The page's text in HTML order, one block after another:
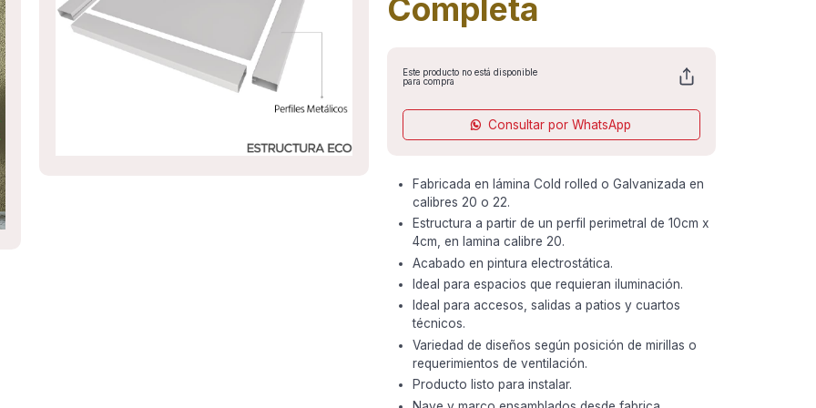
Completa
Este producto no está disponible
para compra
Consultar por WhatsApp
Fabricada en lámina Cold rolled o Galvanizada en
calibres 20 o 22.
Estructura a partir de un perfil perimetral de 10cm x
4cm, en lamina calibre 20.
Acabado en pintura electrostática.
Ideal para espacios que requieran iluminación.
Ideal para accesos, salidas a patios y cuartos
técnicos.
Variedad de diseños según posición de mirillas o
requerimientos de ventilación.
Producto listo para instalar.